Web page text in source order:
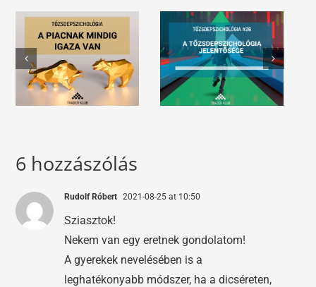
6 hozzászólás
Rudolf Róbert 2021-08-25 at 10:50
Sziasztok!
Nekem van egy eretnek gondolatom!
A gyerekek nevelésében is a
leghatékonyabb módszer, ha a dicséreten,